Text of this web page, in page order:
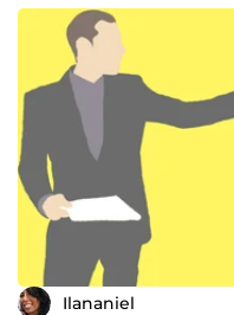
Ilananiel